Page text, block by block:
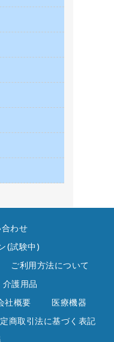
）
品
ューズ
ク）
ナー
わせ
(試験中)
ご利用方法について
介護用品
社概要 医療機器
商取引法に基づく表記